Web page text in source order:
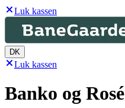
Luk kassen
DK
Luk kassen
Banko og Rosé